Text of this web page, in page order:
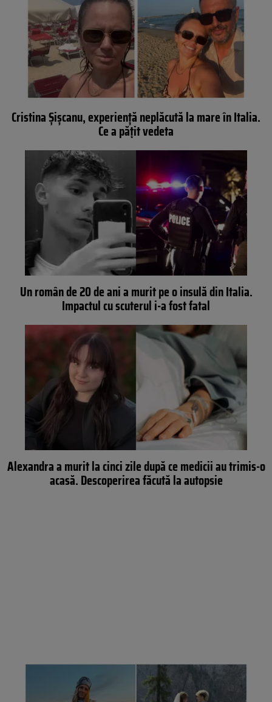
Cristina Șișcanu, experiență neplăcută la mare în Italia.
Ce a pățit vedeta
Un român de 20 de ani a murit pe o insulă din Italia.
Impactul cu scuterul i-a fost fatal
Alexandra a murit la cinci zile după ce medicii au trimis-o
acasă. Descoperirea făcută la autopsie